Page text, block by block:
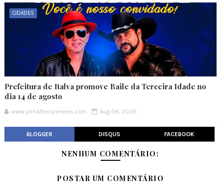
CIDADES
Prefeitura de Italva promove Baile da Terceira Idade no
dia 14 de agosto
www.jornaltemponews.com Aug 06, 2026
BLOGGER DISQUS FACEBOOK
NENHUM COMENTÁRIO:
POSTAR UM COMENTÁRIO